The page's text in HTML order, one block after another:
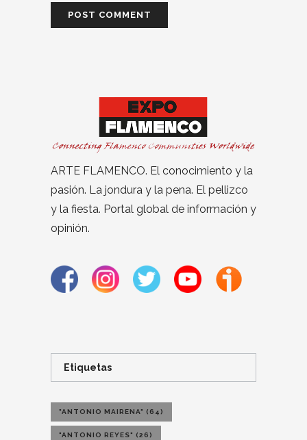
ARTE FLAMENCO. El conocimiento y la
pasión. La jondura y la pena. El pellizco
y la fiesta. Portal global de información y
opinión.
Etiquetas
"ANTONIO MAIRENA" (64)
"ANTONIO REYES" (26)